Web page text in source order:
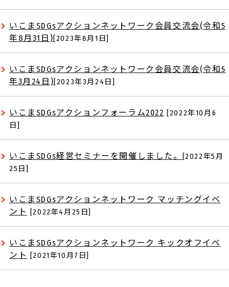
いこまSDGsアクションネットワーク会員交流会(令和5
年8月31日)[2023年8月1日]
いこまSDGsアクションネットワーク会員交流会(令和5
年3月24日)[2023年3月24日]
いこまSDGsアクションフォーラム2022 [2022年10月6
日]
いこまSDGs経営セミナーを開催しました。
[2022年5月
25日]
いこまSDGsアクションネットワーク マッチングイベ
ント
[2022年4月25日]
いこまSDGsアクションネットワーク キックオフイベ
ント
[2021年10月7日]